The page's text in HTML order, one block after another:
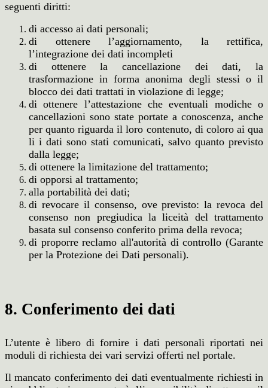
seguenti diritti:
di accesso ai dati personali;
di ottenere l’aggiornamento, la rettifica,
l’integrazione dei dati incompleti
di ottenere la cancellazione dei dati, la
trasformazione in forma anonima degli stessi o il
blocco dei dati trattati in violazione di legge;
di ottenere l’attestazione che eventuali modiche o
cancellazioni sono state portate a conoscenza, anche
per quanto riguarda il loro contenuto, di coloro ai qua
li i dati sono stati comunicati, salvo quanto previsto
dalla legge;
di ottenere la limitazione del trattamento;
di opporsi al trattamento;
alla portabilità dei dati;
di revocare il consenso, ove previsto: la revoca del
consenso non pregiudica la liceità del trattamento
basata sul consenso conferito prima della revoca;
di proporre reclamo all'autorità di controllo (Garante
per la Protezione dei Dati personali).
8. Conferimento dei dati
L’utente è libero di fornire i dati personali riportati nei
moduli di richiesta dei vari servizi offerti nel portale.
Il mancato conferimento dei dati eventualmente richiesti in